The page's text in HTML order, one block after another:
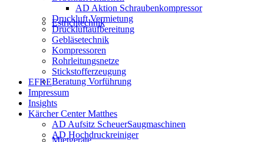
Estrichtechnik
Beratung Vorführung
Mietgeräte
AD Aktion Schraubenkompressor
Druckluft Vermietung
Druckluftaufbereitung
Gebläsetechnik
Kompressoren
Rohrleitungsnetze
Stickstofferzeugung
EFRE
Impressum
Insights
Kärcher Center Matthes
AD Aufsitz ScheuerSaugmaschinen
AD Hochdruckreiniger